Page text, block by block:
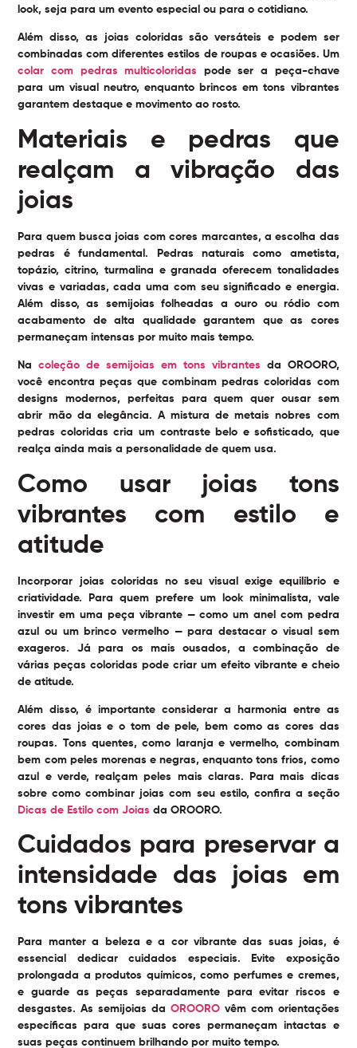
look, seja para um evento especial ou para o cotidiano.
Além disso, as joias coloridas são versáteis e podem ser
combinadas com diferentes estilos de roupas e ocasiões. Um
colar com pedras multicoloridas pode ser a peça-chave
para um visual neutro, enquanto brincos em tons vibrantes
garantem destaque e movimento ao rosto.
Materiais e pedras que
realçam a vibração das
joias
Para quem busca joias com cores marcantes, a escolha das
pedras é fundamental. Pedras naturais como ametista,
topázio, citrino, turmalina e granada oferecem tonalidades
vivas e variadas, cada uma com seu significado e energia.
Além disso, as semijoias folheadas a ouro ou ródio com
acabamento de alta qualidade garantem que as cores
permaneçam intensas por muito mais tempo.
Nacoleção de semijoias em tons vibrantes da OROORO,
você encontra peças que combinam pedras coloridas com
designs modernos, perfeitas para quem quer ousar sem
abrir mão da elegância. A mistura de metais nobres com
pedras coloridas cria um contraste belo e sofisticado, que
realça ainda mais a personalidade de quem usa.
Como usar joias tons
vibrantes com estilo e
atitude
Incorporar joias coloridas no seu visual exige equilíbrio e
criatividade. Para quem prefere um look minimalista, vale
investir em uma peça vibrante — como um anel com pedra
azul ou um brinco vermelho — para destacar o visual sem
exageros. Já para os mais ousados, a combinação de
várias peças coloridas pode criar um efeito vibrante e cheio
de atitude.
Além disso, é importante considerar a harmonia entre as
cores das joias e o tom de pele, bem como as cores das
roupas. Tons quentes, como laranja e vermelho, combinam
bem com peles morenas e negras, enquanto tons frios, como
azul e verde, realçam peles mais claras. Para mais dicas
sobre como combinar joias com seu estilo, confira a seção
Dicas de Estilo com Joias da OROORO.
Cuidados para preservar a
intensidade das joias em
tons vibrantes
Para manter a beleza e a cor vibrante das suas joias, é
essencial dedicar cuidados especiais. Evite exposição
prolongada a produtos químicos, como perfumes e cremes,
e guarde as peças separadamente para evitar riscos e
desgastes. As semijoias da OROOROvêm com orientações
específicas para que suas cores permaneçam intactas e
suas peças continuem brilhando por muito tempo.